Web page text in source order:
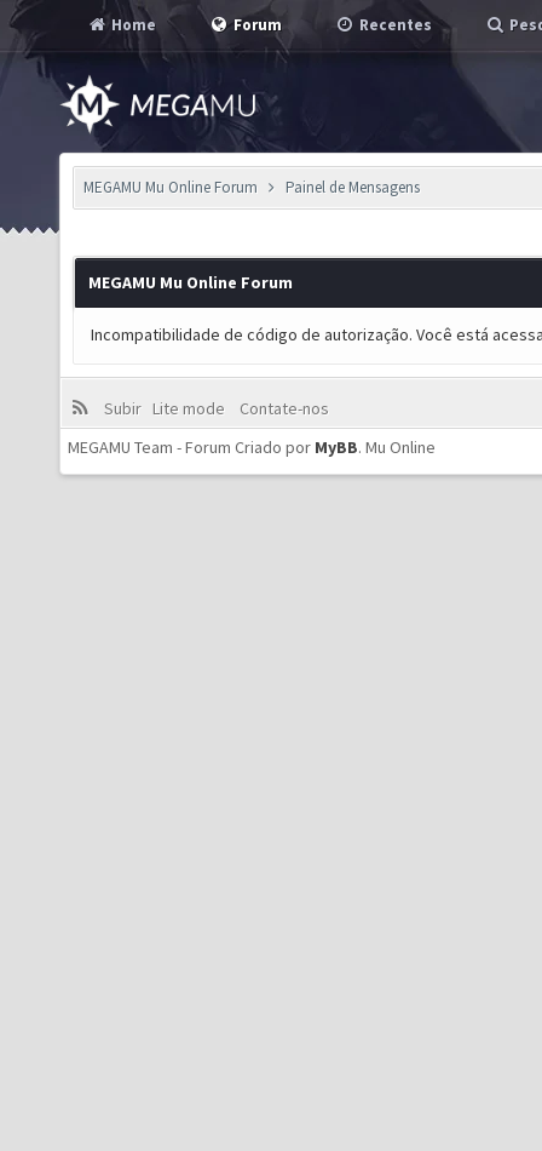
Home Forum Recentes
MEGAMU Mu Online Forum Painel de Mensagens
MEGAMU Mu Online Forum
Incompatibilidade de código de autorização. Você está
Subir Lite mode
Contate-nos
MEGAMU Team - Forum Criado por MyBB. Mu Online